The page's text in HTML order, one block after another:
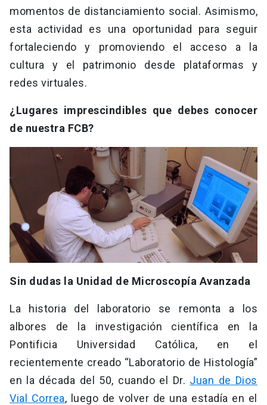
momentos de distanciamiento social. Asimismo,
esta actividad es una oportunidad para seguir
fortaleciendo y promoviendo el acceso a la
cultura y el patrimonio desde plataformas y
redes virtuales.
¿Lugares imprescindibles que debes conocer
de nuestra FCB?
Sin dudas la Unidad de Microscopía Avanzada
La historia del laboratorio se remonta a los
albores de la investigación científica en la
Pontificia Universidad Católica, en el
recientemente creado “Laboratorio de Histología”
en la década del 50, cuando el Dr. Juan de Dios
Vial Correa, luego de volver de una estadía en el